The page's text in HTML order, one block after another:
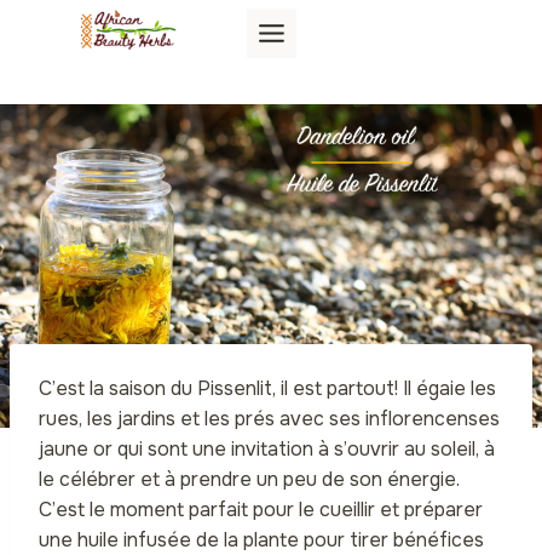
C’est la saison du Pissenlit, il est partout! Il égaie les
rues, les jardins et les prés avec ses inflorencenses
jaune or qui sont une invitation à s’ouvrir au soleil, à
le célébrer et à prendre un peu de son énergie.
C’est le moment parfait pour le cueillir et préparer
une huile infusée de la plante pour tirer bénéfices